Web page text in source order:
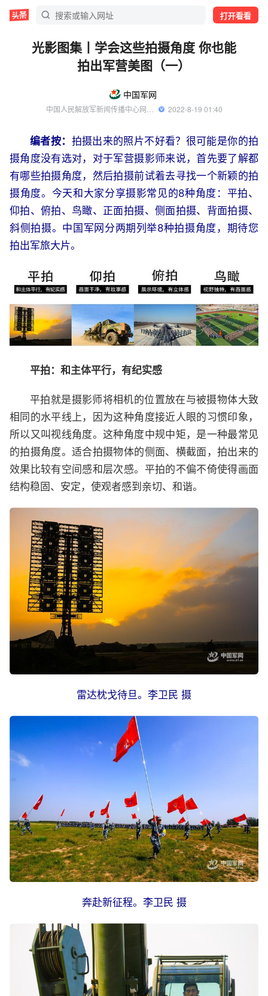
打开看看
光影图集丨学会这些拍摄角度 你也能
拍出军营美图（一）
中国军网
  2022-8-19 01:40
编者按： 拍摄出来的照片不好看？很可能是你的拍
摄角度没有选对，对于军营摄影师来说，首先要了解都
有哪些拍摄角度，然后拍摄前试着去寻找一个新颖的拍
摄角度。今天和大家分享摄影常见的8种角度：平拍、
仰拍、俯拍、鸟瞰、正面拍摄、侧面拍摄、背面拍摄、
斜侧拍摄。中国军网分两期列举8种拍摄角度，期待您
拍出军旅大片。
平拍：和主体平行，有纪实感
平拍就是摄影师将相机的位置放在与被摄物体大致
相同的水平线上，因为这种角度接近人眼的习惯印象，
所以又叫视线角度。这种角度中规中矩，是一种最常见
的拍摄角度。适合拍摄物体的侧面、横截面，拍出来的
效果比较有空间感和层次感。平拍的不偏不倚使得画面
结构稳固、安定，使观者感到亲切、和谐。
雷达枕戈待旦。李卫民 摄
奔赴新征程。李卫民 摄